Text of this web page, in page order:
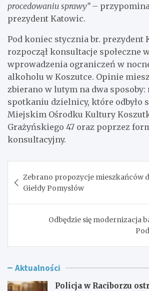
procedowaniu sprawy”–
prezydent Katowic.
Pod koniec stycznia br. prezydent
rozpoczął konsultacje społeczne
wprowadzenia ograniczeń w
alkoholu w Koszutce. Opinie
zbierano w lutym na dwa
spotkaniu dzielnicy, które odbyło
Miejskim Ośrodku Kultury
Grażyńskiego 47 oraz poprzez
konsultacyjny.
wpisu
Zebrano propozycje mieszkańców
Giełdy Pomysłów
Odbędzie się modernizacja
Aktualności
Policja w Raciborzu